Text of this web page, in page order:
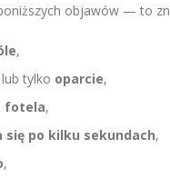
objawów — to
,
lub tylko oparcie,
fotela,
się po kilku sekundach,
,